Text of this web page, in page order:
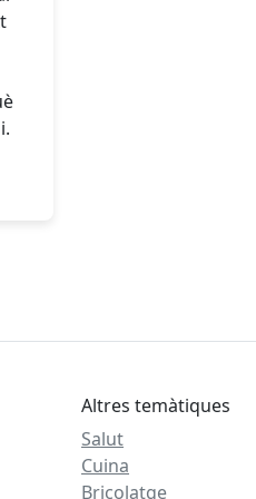
Altres temàtiques
Salut
Cuina
Bricolatge